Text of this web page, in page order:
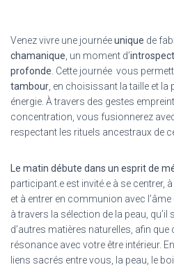
Venez vivre une journéeunique de
chamanique, un moment d’
profonde. Cette journée vous
tambour, en choisissant la taille et la
énergie. À travers des gestes
concentration, vous fusionnerez
respectant les rituels ancestraux de
Le matin débute dans un esprit de
participant.e est invité.e à se centrer,
et à entrer en communion avec
à travers la sélection de la peau, qu’il
d’autres matières naturelles, afin
résonance avec votre être intérieur.
liens sacrés entre vous, la peau, le